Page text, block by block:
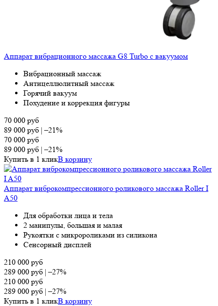
Аппарат вибрационного массажа G8 Turbo с вакуумом
Вибрационный массаж
Антицеллюлитный массаж
Горячий вакуум
Похудение и коррекция фигуры
70 000 руб
89 000 руб |–21%
70 000 руб
89 000 руб |–21%
Купить в 1 кликВ корзину
Аппарат виброкомпрессионного роликового массажа Roller I
A50
Для обработки лица и тела
2 манипулы, большая и малая
Рукоятки с микророликами из силикона
Сенсорный дисплей
210 000 руб
289 000 руб |–27%
210 000 руб
289 000 руб |–27%
Купить в 1 кликВ корзину